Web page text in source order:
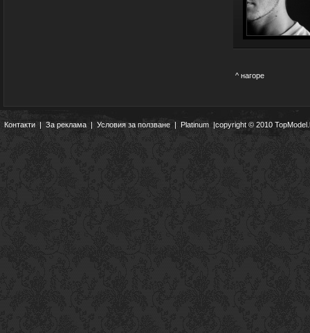
^ нагоре
Контакти|За реклама | Условия за ползване | Platinum |copyright © 2010